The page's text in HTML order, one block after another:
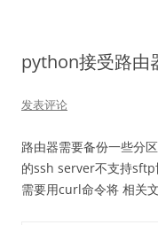
python接受路由
发表评论
路由器需要备份一些分
的ssh server不支持sftp
需要用curl命令将 相关